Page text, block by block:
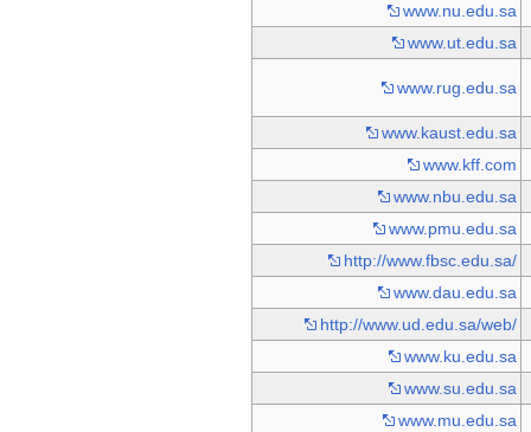
www.nu.edu.sa
www.ut.edu.sa
www.rug.edu.sa
www.kaust.edu.sa
www.kff.com
www.nbu.edu.sa
www.pmu.edu.sa
http://www.fbsc.edu.sa/
www.dau.edu.sa
http://www.ud.edu.sa/web/
www.ku.edu.sa
www.su.edu.sa
www.mu.edu.sa